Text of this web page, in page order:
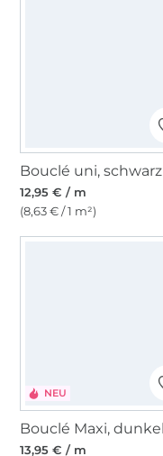
Bouclé uni, schwarz
12,95 € / m
(8,63 € / 1 m²)
NEU
13,95 € / m